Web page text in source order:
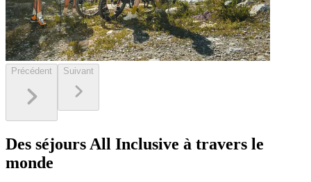
Précédent Suivant
Des séjours All Inclusive à travers le
monde